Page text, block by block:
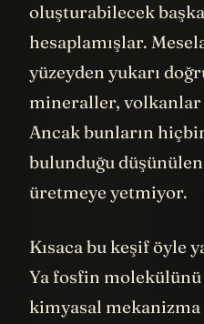
oluşturabilecek başka
hesaplamışlar.
yüzeyden yukarı
mineraller, volkanlar
Ancak bunların
bulunduğu
üretmeye yetmiyor.
Kısaca bu keşif öyle
Ya fosfin
kimyasal